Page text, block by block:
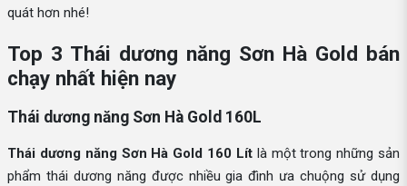
quát hơn nhé!
Top 3 Thái dương năng Sơn Hà Gold bán
chạy nhất hiện nay
Thái dương năng Sơn Hà Gold 160L
Thái dương năng Sơn Hà Gold 160 Lítlà một trong những sản
phẩm thái dương năng được nhiều gia đình ưa chuộng sử dụng